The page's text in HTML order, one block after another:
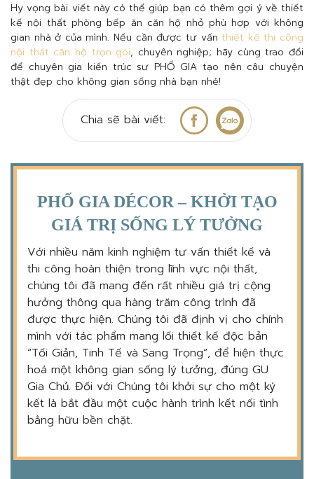
Hy vọng bài viết này có thể giúp bạn có thêm gợi ý về thiết
kế nội thất phòng bếp ăn căn hộ nhỏ phù hợp với không
gian nhà ở của mình. Nếu cần được tư vấn thiết kế thi công
nội thất căn hộ trọn gói, chuyên nghiệp; hãy cùng trao đổi
để chuyên gia kiến trúc sư PHỐ GIA tạo nên câu chuyện
thật đẹp cho không gian sống nhà bạn nhé!
Chia sẽ bài viết:
PHỐ GIA DÉCOR – KHỞI TẠO
GIÁ TRỊ SỐNG LÝ TƯỞNG
Với nhiều năm kinh nghiệm tư vấn thiết kế và
thi công hoàn thiện trong lĩnh vực nội thất,
chúng tôi đã mang đến rất nhiều giá trị cộng
hưởng thông qua hàng trăm công trình đã
được thực hiện. Chúng tôi đã định vị cho chính
mình với tác phẩm mang lối thiết kế độc bản
“Tối Giản, Tinh Tế và Sang Trọng”, để hiện thực
hoá một không gian sống lý tưởng, đúng GU
Gia Chủ. Đối với Chúng tôi khởi sự cho một ký
kết là bắt đầu một cuộc hành trình kết nối tình
bằng hữu bền chặt.